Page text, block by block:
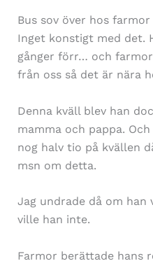
Bus sov över hos
Inget konstigt med det.
gånger förr… och
från oss så det är nära
Denna kväll blev han
mamma och pappa.
nog halv tio på kvällen
msn om detta.
Jag undrade då om han
ville han inte.
Farmor berättade hans